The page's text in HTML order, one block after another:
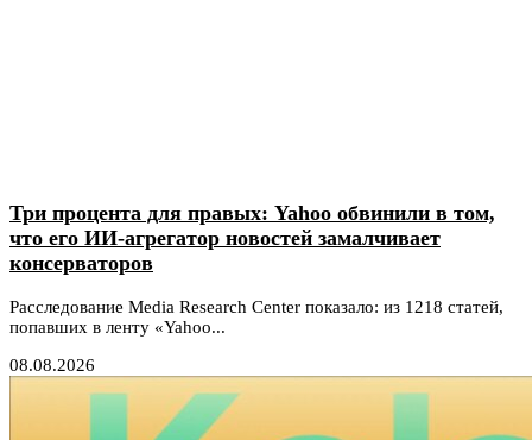
Три процента для правых: Yahoo обвинили в том,
что его ИИ-агрегатор новостей замалчивает
консерваторов
Расследование Media Research Center показало: из 1218 статей,
попавших в ленту «Yahoo...
08.08.2026